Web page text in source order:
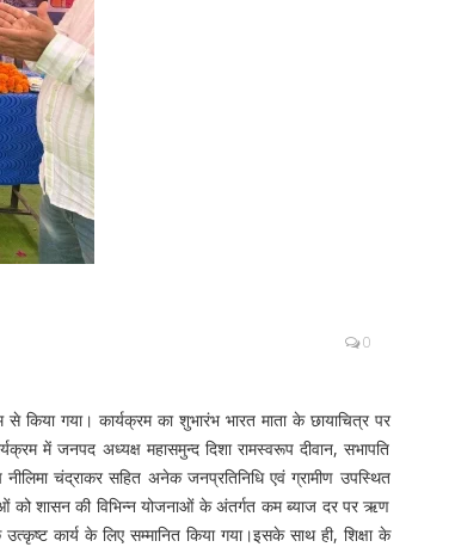
0
गया। कार्यक्रम का शुभारंभ भारत माता के छायाचित्र पर
में जनपद अध्यक्ष महासमुन्द दिशा रामस्वरूप दीवान, सभापति
चंद्राकर सहित अनेक जनप्रतिनिधि एवं ग्रामीण उपस्थित
को शासन की विभिन्न योजनाओं के अंतर्गत कम ब्याज दर पर ऋण
कार्य के लिए सम्मानित किया गया।इसके साथ ही, शिक्षा के